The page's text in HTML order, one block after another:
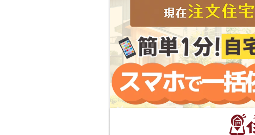
兵庫県丹波認知症疾患医療センター
兵庫県丹波市氷上町絹山５１３ マップで見る
兵庫県丹波市氷上町横田３３４−２ マップで見る
兵庫県丹波市氷上町上新庄５３６ マップで見る
田中歯科クリニック
マップで見る